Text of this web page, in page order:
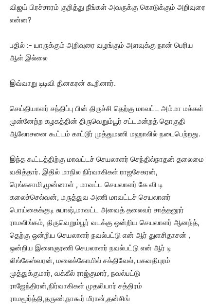
விஜய் பிரச்சாரம் குறித்து நீங்கள் அவருக்கு கொடுக்கும் அறிவுரை
என்ன?
பதில் :- யாருக்கும் அறிவுரை வழங்கும் அளவுக்கு நான் பெரிய
ஆள் இல்லை
இவ்வாறு டிடிவி தினகரன் கூறினார்.
செய்தியாளர் சந்திப்பு பின் திருச்சி தெற்கு மாவட்ட அம்மா மக்கள்
முன்னேற்ற கழகத்தின் திருவெறும்பூர் சட்டமன்றத் தொகுதி
ஆலோசனை கூட்டம் காட்டூர் முத்துமணி மஹாலில் நடைபெற்றது.
இந்த கூட்டத்திற்கு மாவட்டச் செயலாளர் செந்தில்நாதன் தலைமை
வகித்தார். இதில் மாநில நிர்வாகிகள் ராஜசேகரன்,
ரெங்கசாமி,முன்னாள் , மாவட்ட செயலாளர் கே வி டி
கலைச்செல்வன், மருத்துவ அணி மாவட்டச் செயலாளர்
பொய்கைக்குடி சுபாஷ்,மாவட்ட அவைத் தலைவர் சாத்தனூர்
ராமலிங்கம், திருவெறும்பூர் வடக்கு ஒன்றிய செயலாளர் ஆனந்த்,
தெற்கு ஒன்றிய செயலாளர் நவல்பட்டு என் ஆர் துளசிதாசன் ,
ஒன்றிய இளைஞரணி செயலாளர் நவல்பட்டு என் ஆர் டி
லிங்கேஸ்வரன், மலைக்கோயில் சக்திவேல், பகவதிபுரம்
முத்துக்குமார், வக்கீல் ராஜ்குமார், நவல்பட்டு
ராஜேந்திரன்,நிர்வாகிகள் முதலியார் சத்திரம்
ராமமூர்த்தி,தருண்,நாகூர் மீரான்,தன்சிங்